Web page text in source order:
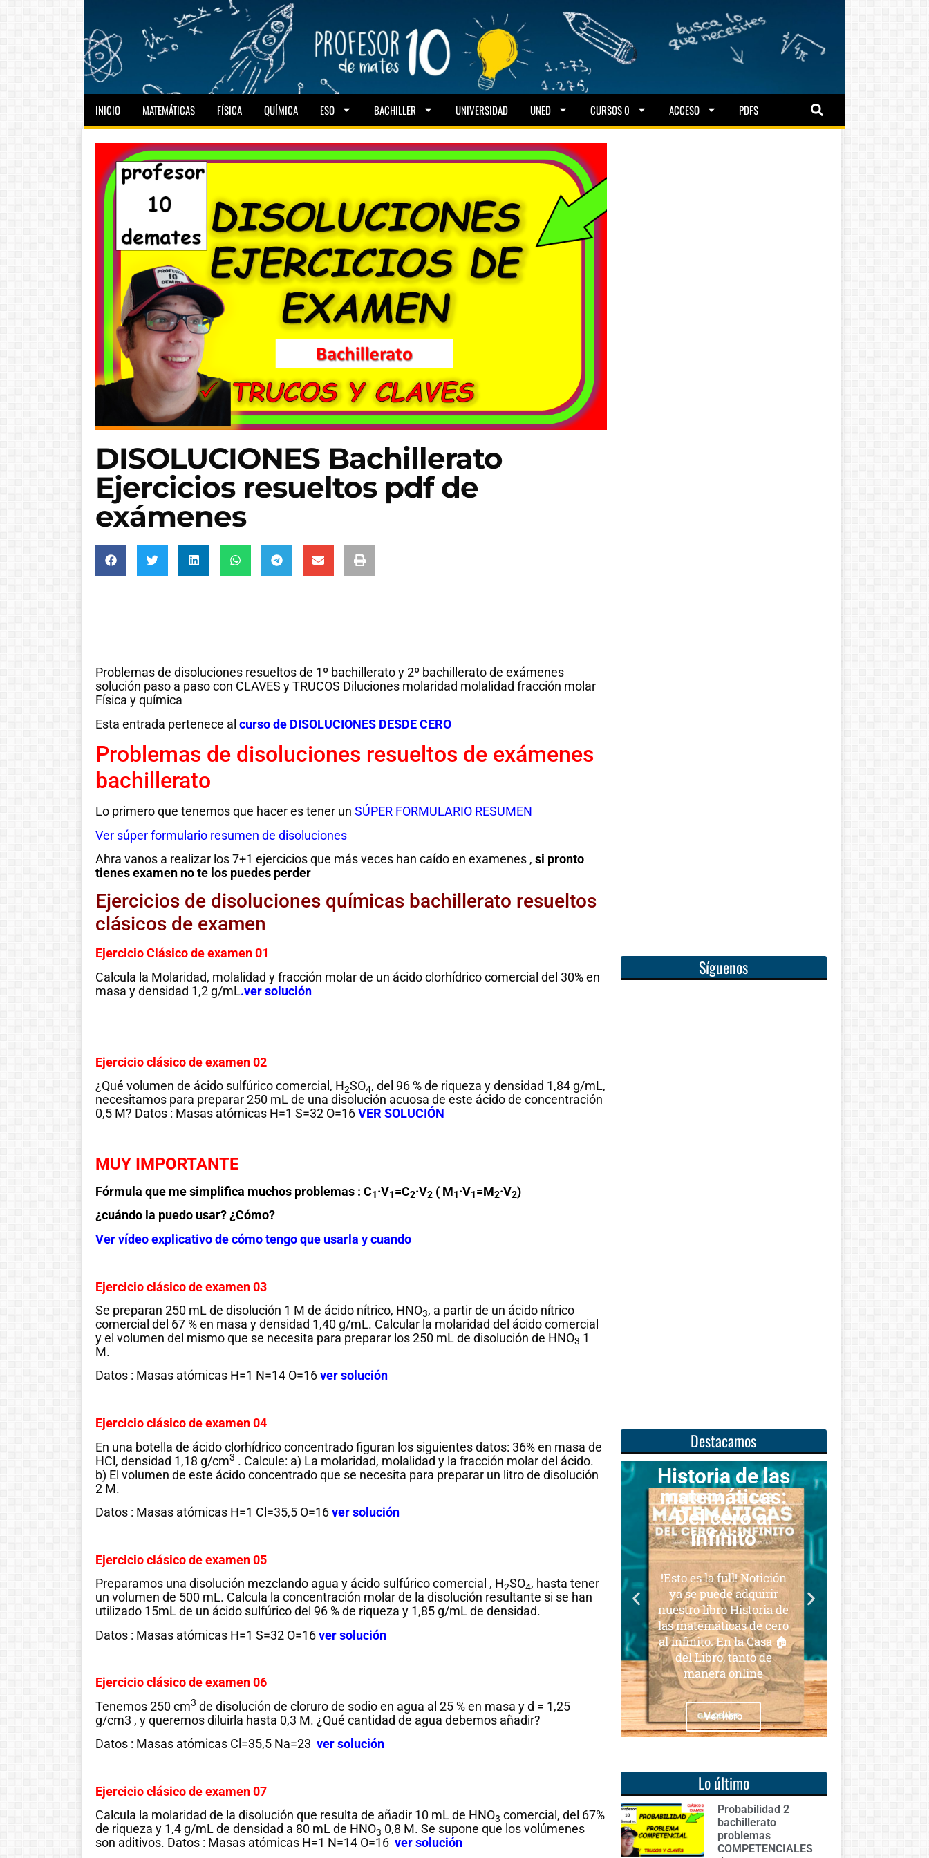
INICIO MATEMÁTICAS FÍSICA QUÍMICA ESO BACHILLER UNIVERSIDAD UNED CURSOS 0 ACCESO PDFS
DISOLUCIONES Bachillerato
Ejercicios resueltos pdf de
exámenes
Problemas de disoluciones resueltos de 1º bachillerato y 2º bachillerato de exámenes
solución paso a paso con CLAVES y TRUCOS Diluciones molaridad molalidad fracción molar
Física y química
Esta entrada pertenece al curso de DISOLUCIONES DESDE CERO
Problemas de disoluciones resueltos de exámenes
bachillerato
Lo primero que tenemos que hacer es tener un SÚPER FORMULARIO RESUMEN
Ver súper formulario resumen de disoluciones
Ahra vanos a realizar los 7+1 ejercicios que más veces han caído en examenes , si pronto
tienes examen no te los puedes perder
Ejercicios de disoluciones químicas bachillerato resueltos
clásicos de examen
Ejercicio Clásico de examen 01
Calcula la Molaridad, molalidad y fracción molar de un ácido clorhídrico comercial del 30% en
masa y densidad 1,2 g/mL.ver solución
Ejercicio clásico de examen 02
¿Qué volumen de ácido sulfúrico comercial, H2SO4, del 96 % de riqueza y densidad 1,84 g/mL,
necesitamos para preparar 250 mL de una disolución acuosa de este ácido de concentración
0,5 M? Datos : Masas atómicas H=1 S=32 O=16VER SOLUCIÓN
MUY IMPORTANTE
Fórmula que me simplifica muchos problemas : C1·V1=C2·V2 ( M1·V1=M2·V2)
¿cuándo la puedo usar? ¿Cómo?
Ver vídeo explicativo de cómo tengo que usarla y cuando
Ejercicio clásico de examen 03
Se preparan 250 mL de disolución 1 M de ácido nítrico, HNO3, a partir de un ácido nítrico
comercial del 67 % en masa y densidad 1,40 g/mL. Calcular la molaridad del ácido comercial
y el volumen del mismo que se necesita para preparar los 250 mL de disolución de HNO3 1
M.
Datos : Masas atómicas H=1 N=14 O=16ver solución
Ejercicio clásico de examen 04
En una botella de ácido clorhídrico concentrado figuran los siguientes datos: 36% en masa de
HCl, densidad 1,18 g/cm3 . Calcule: a) La molaridad, molalidad y la fracción molar del ácido.
b) El volumen de este ácido concentrado que se necesita para preparar un litro de disolución
2 M.
Datos : Masas atómicas H=1 Cl=35,5 O=16ver solución
Ejercicio clásico de examen 05
Preparamos una disolución mezclando agua y ácido sulfúrico comercial , H2SO4, hasta tener
un volumen de 500 mL. Calcula la concentración molar de la disolución resultante si se han
utilizado 15mL de un ácido sulfúrico del 96 % de riqueza y 1,85 g/mL de densidad.
Datos : Masas atómicas H=1 S=32 O=16ver solución
Ejercicio clásico de examen 06
Tenemos 250 cm3 de disolución de cloruro de sodio en agua al 25 % en masa y d = 1,25
g/cm3 , y queremos diluirla hasta 0,3 M. ¿Qué cantidad de agua debemos añadir?
Datos : Masas atómicas Cl=35,5 Na=23 ver solución
Ejercicio clásico de examen 07
Calcula la molaridad de la disolución que resulta de añadir 10 mL de HNO3 comercial, del 67%
de riqueza y 1,4 g/mL de densidad a 80 mL de HNO3 0,8 M. Se supone que los volúmenes
son aditivos. Datos : Masas atómicas H=1 N=14 O=16 ver solución
Síguenos
Destacamos
Historia de las
Del cero al
!Esto es la full! Notición
ya se puede adquirir
nuestro libro Historia de
las matemáticas de cero
al infinito. En la Casa 🏠
manera online
Ver libro
Unas
Notición!! Ya se puede
adquirir nuestro segundo
libro: Unas matemáticas
para todos
Historia de las
matemáticas:
Del cero al
infinito
!Esto es la full! Notición
ya se puede adquirir
nuestro libro Historia de
las matemáticas de cero
al infinito. En la Casa 🏠
del Libro, tanto de
manera online
Ver libro
Unas
matemáticas
para todos
Notición!! Ya se puede
adquirir nuestro segundo
libro: Unas matemáticas
para todos
Ver libro
Lo último
Probabilidad 2
bachillerato
problemas
COMPETENCIALES